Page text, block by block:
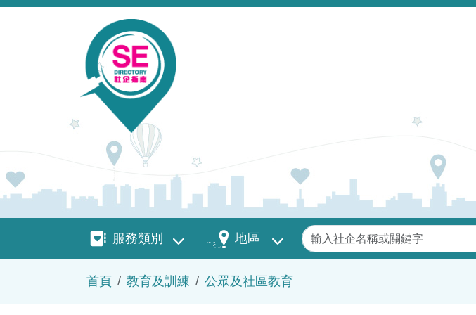
移至主內容
服務類別服務類別 地區 地區 關鍵字
首頁 教育及訓練 公眾及社區教育